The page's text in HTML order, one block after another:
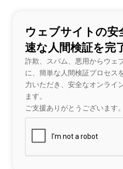
ウェブサイトの安
速な人間検証を完
詐欺、スパム、悪用からウェ
に、簡単な人間検証プロセス
力いただき、安全なオンライ
ます。
ご支援ありがとうございます。